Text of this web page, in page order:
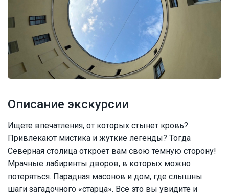
Описание экскурсии
Ищете впечатления, от которых стынет кровь?
Привлекают мистика и жуткие легенды? Тогда
Северная столица откроет вам свою тёмную сторону!
Мрачные лабиринты дворов, в которых можно
потеряться. Парадная масонов и дом, где слышны
шаги загадочного «старца». Всё это вы увидите и